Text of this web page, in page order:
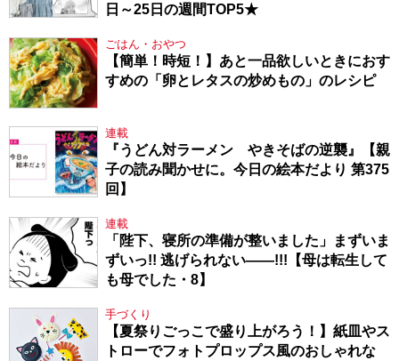
日～25日の週間TOP5★
ごはん・おやつ
【簡単！時短！】あと一品欲しいときにおす
すめの「卵とレタスの炒めもの」のレシピ
連載
『うどん対ラーメン やきそばの逆襲』【親
子の読み聞かせに。今日の絵本だより 第375
回】
連載
「陛下、寝所の準備が整いました」まずいま
ずいっ!! 逃げられない――!!!【母は転生して
も母でした・8】
手づくり
【夏祭りごっこで盛り上がろう！】紙皿やス
トローでフォトプロップス風のおしゃれな